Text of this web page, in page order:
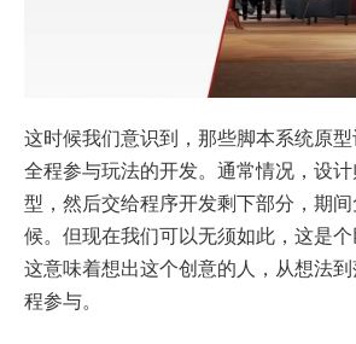
这时候我们意识到，那些脚本系统原
全程参与玩法的开发。通常情况，设
型，然后交给程序开发剩下部分，期
候。但现在我们可以无须如此，这是
这意味着想出这个创意的人，从想法
程参与。